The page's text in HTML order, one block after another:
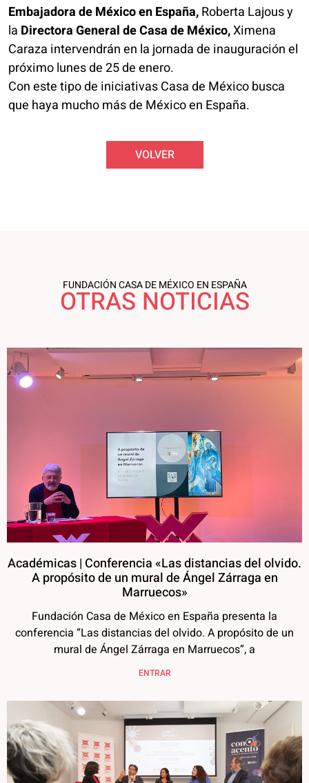
Embajadora de México en España,Roberta Lajous y
la Directora General de Casa de México,Ximena
Caraza intervendrán en la jornada de inauguración el
próximo lunes de 25 de enero.
Con este tipo de iniciativas Casa de México busca
que haya mucho más de México en España.
VOLVER
FUNDACIÓN CASA DE MÉXICO EN ESPAÑA
OTRAS NOTICIAS
Académicas | Conferencia «Las distancias del olvido.
A propósito de un mural de Ángel Zárraga en
Marruecos»
Fundación Casa de México en España presenta la
conferencia “Las distancias del olvido. A propósito de un
mural de Ángel Zárraga en Marruecos”, a
ENTRAR